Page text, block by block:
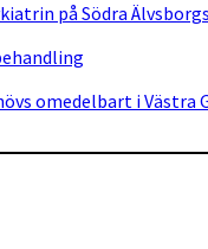
på Södra
omedelbart i Västra